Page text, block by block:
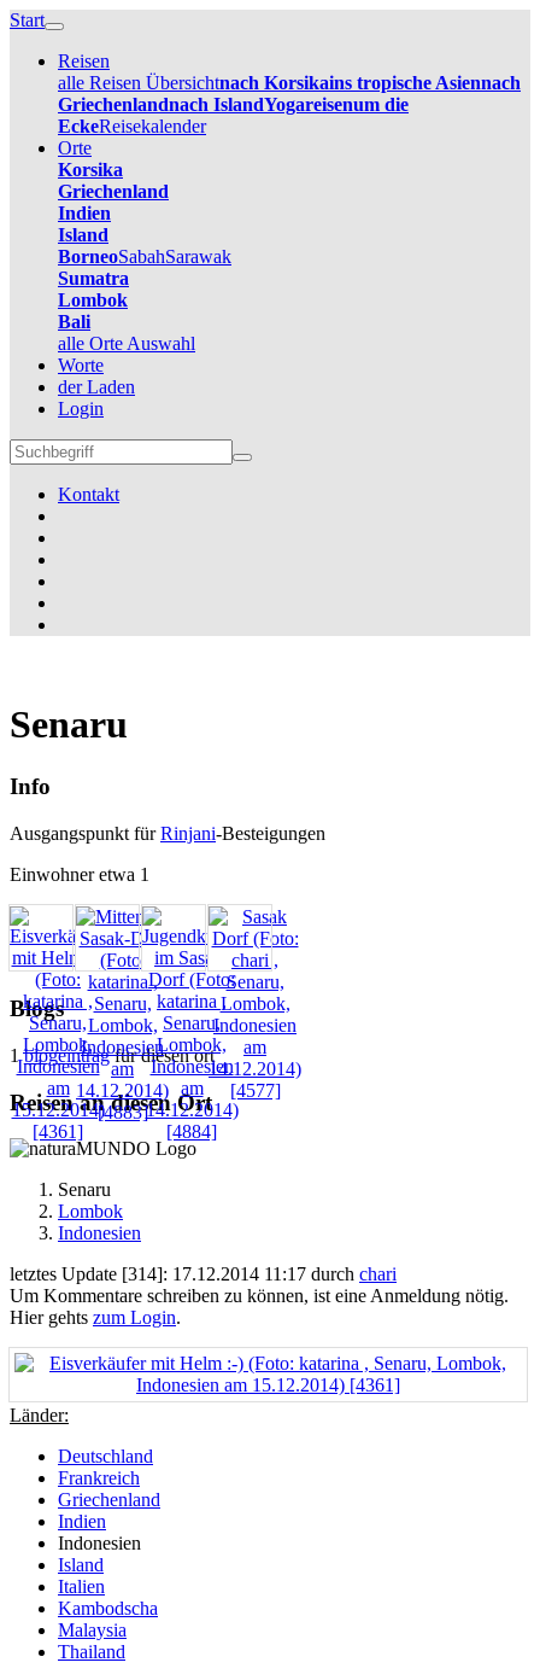
Start
Reisen
alle Reisen Übersichtnach Korsikains tropische Asiennach
Griechenlandnach IslandYogareisenum die
EckeReisekalender
Orte
Korsika
Griechenland
Indien
Island
BorneoSabahSarawak
Sumatra
Lombok
Bali
alle Orte Auswahl
Worte
der Laden
Login
Kontakt
Senaru
Info
Ausgangspunkt fürRinjani-Besteigungen
Einwohner etwa 1
Blogs
1blogeintragfür diesen ort
Reisen an diesen Ort
Senaru
Lombok
Indonesien
letztes Update [314]: 17.12.2014 11:17 durch chari
Um Kommentare schreiben zu können, ist eine Anmeldung nötig.
Hier gehts zum Login.
Länder:
Deutschland
Frankreich
Griechenland
Indien
Indonesien
Island
Italien
Kambodscha
Malaysia
Thailand